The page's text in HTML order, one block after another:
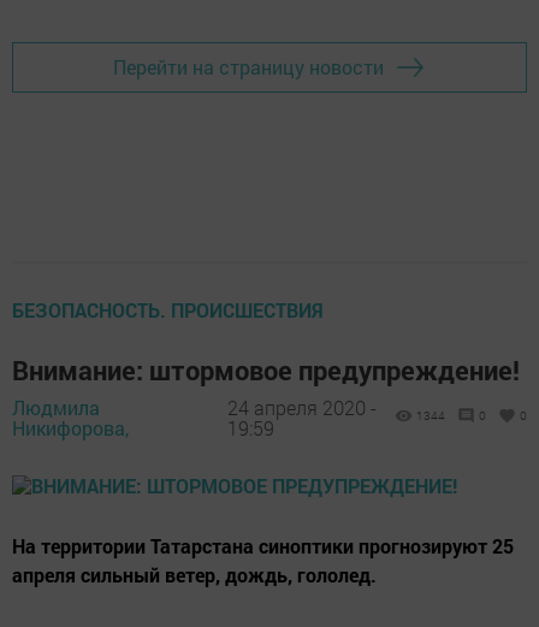
Перейти на страницу новости
БЕЗОПАСНОСТЬ. ПРОИСШЕСТВИЯ
Внимание: штормовое предупреждение!
Людмила
Никифорова,
24 апреля 2020 -
19:59
1344 0 0
На территории Татарстана синоптики прогнозируют 25
апреля сильный ветер, дождь, гололед.